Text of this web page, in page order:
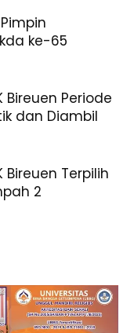
ke-65
Bireuen Periode
dan Diambil
Bireuen Terpilih
2